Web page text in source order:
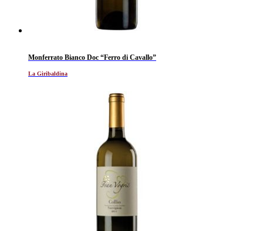
Monferrato Bianco Doc “Ferro di Cavallo”
La Giribaldina